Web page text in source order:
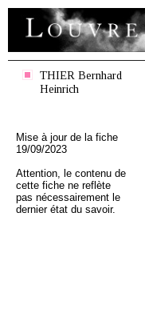
THIER Bernhard
Heinrich
Mise à jour de la fiche
19/09/2023
Attention, le contenu de
cette fiche ne reflète
pas nécessairement le
dernier état du savoir.